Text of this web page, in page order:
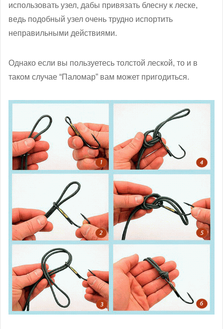
использовать узел, дабы привязать блесну к леске,
ведь подобный узел очень трудно испортить
неправильными действиями.
Однако если вы пользуетесь толстой леской, то и в
таком случае “Паломар” вам может пригодиться.